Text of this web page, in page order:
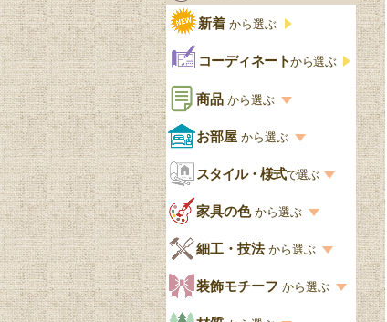
新着 から選ぶ
コーディネートから選ぶ
商品 から選ぶ
商品一覧を見る
収納家具
書棚
デスクおしゃれ
食器棚おしゃれ
お部屋 から選ぶ
お部屋から選ぶ一覧
リビング
キッチン・ダイニング
スタイル・様式で選ぶ
スタイル一覧
英国アンティーク
英国クラシック
家具の色から選ぶ
家具の色一覧
カスタード色
アップルパイ色
細工・技法 から選ぶ
細工・技法の一覧
象嵌・マーケットリー
装飾モチーフ から選ぶ
模様の一覧